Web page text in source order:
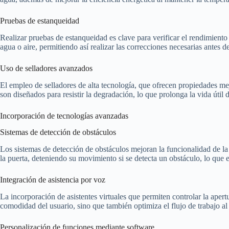
Pruebas de estanqueidad
Realizar pruebas de estanqueidad es clave para verificar el
agua o aire, permitiendo así realizar las correcciones necesarias antes
Uso de selladores avanzados
El empleo de selladores de alta tecnología, que ofrecen propiedades
son diseñados para resistir la degradación, lo que prolonga la vida útil
Incorporación de tecnologías avanzadas
Sistemas de detección de obstáculos
Los sistemas de detección de obstáculos mejoran la funcionalidad de
la puerta, deteniendo su movimiento si se detecta un obstáculo, lo
Integración de asistencia por voz
La incorporación de asistentes virtuales que permiten controlar la
comodidad del usuario, sino que también optimiza el flujo de trabajo
Personalización de funciones mediante software